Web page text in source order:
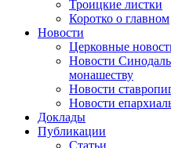
Троицкие листки
Коротко о главном
Новости
Церковные
Новости
монашеству
Новости
Новости
Доклады
Публикации
Статьи